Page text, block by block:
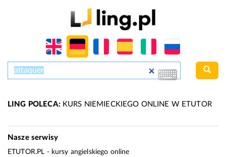
LING POLECA:KURS NIEMIECKIEGO ONLINE W ETUTOR
Nasze serwisy
ETUTOR.PL - kursy angielskiego online